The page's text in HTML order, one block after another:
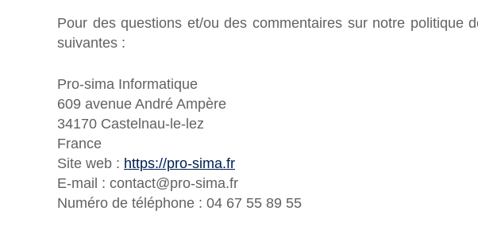
Pour des questions et/ou des commentaires sur notre politique
suivantes :
Pro-sima Informatique
609 avenue André Ampère
34170 Castelnau-le-lez
France
Site web : https://pro-sima.fr
E-mail : contact@pro-sima.fr
Numéro de téléphone : 04 67 55 89 55